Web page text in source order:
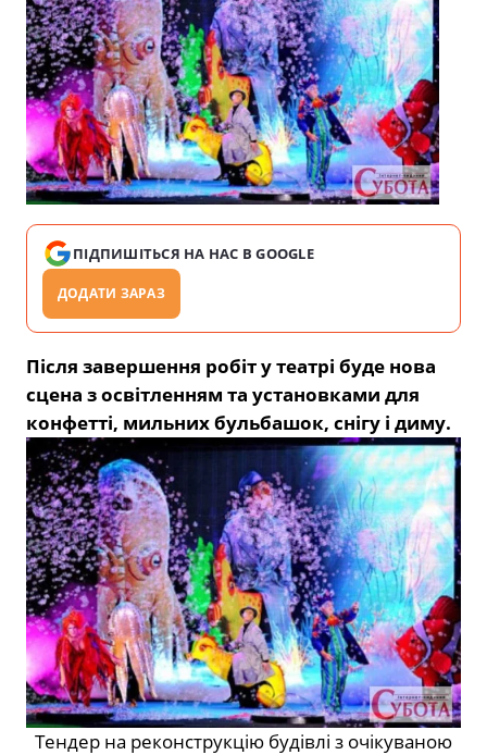
ПІДПИШІТЬСЯ НА НАС В GOOGLE
ДОДАТИ ЗАРАЗ
Після завершення робіт у театрі буде нова
сцена з освітленням та установками для
конфетті, мильних бульбашок, снігу і диму.
Тендер на реконструкцію будівлі з очікуваною